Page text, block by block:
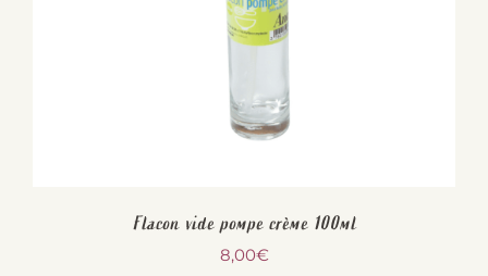
Flacon vide pompe crème 100ml
8,00€